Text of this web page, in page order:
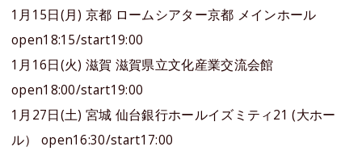
1月15日(月) 京都 ロームシアター京都 メインホール
open18:15/start19:00
1月16日(火) 滋賀 滋賀県立文化産業交流会館
open18:00/start19:00
1月27日(土) 宮城 仙台銀行ホールイズミティ21 (大ホー
ル） open16:30/start17:00